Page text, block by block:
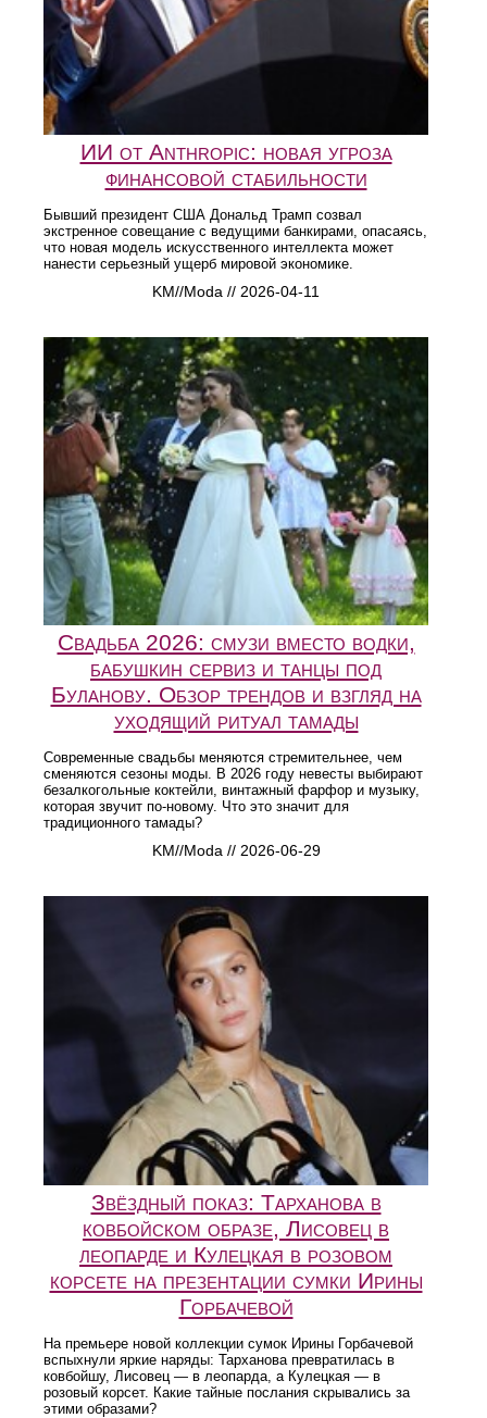
ИИ от Anthropic: новая угроза
финансовой стабильности
Бывший президент США Дональд Трамп созвал
экстренное совещание с ведущими банкирами, опасаясь,
что новая модель искусственного интеллекта может
нанести серьезный ущерб мировой экономике.
KM//Moda // 2026-04-11
Свадьба 2026: смузи вместо водки,
бабушкин сервиз и танцы под
Буланову. Обзор трендов и взгляд на
уходящий ритуал тамады
Современные свадьбы меняются стремительнее, чем
сменяются сезоны моды. В 2026 году невесты выбирают
безалкогольные коктейли, винтажный фарфор и музыку,
которая звучит по-новому. Что это значит для
традиционного тамады?
KM//Moda // 2026-06-29
Звёздный показ: Тарханова в
ковбойском образе, Лисовец в
леопарде и Кулецкая в розовом
корсете на презентации сумки Ирины
Горбачевой
На премьере новой коллекции сумок Ирины Горбачевой
вспыхнули яркие наряды: Тарханова превратилась в
ковбойшу, Лисовец — в леопарда, а Кулецкая — в
розовый корсет. Какие тайные послания скрывались за
этими образами?